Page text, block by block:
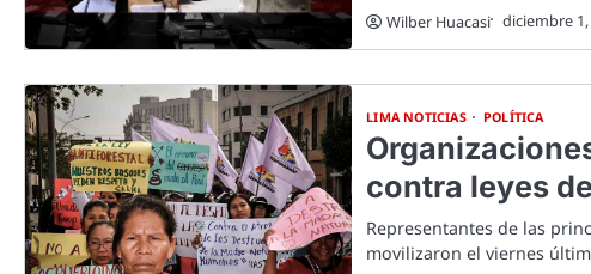
Wilber Huacasi diciembre
LIMA NOTICIAS POLÍTICA
contra leyes
Representantes de las
movilizaron el viernes